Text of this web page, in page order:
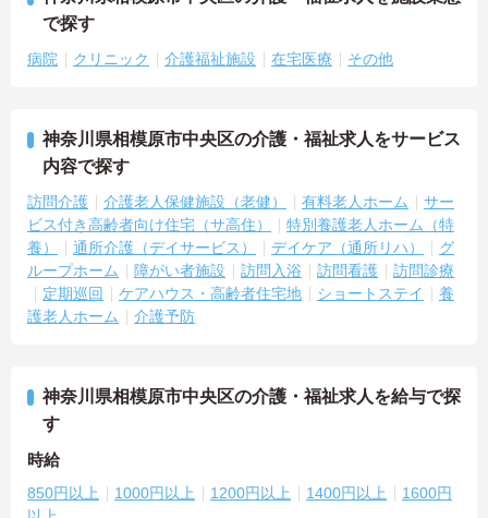
で探す
病院 クリニック 介護福祉施設 在宅医療 その他
神奈川県相模原市中央区の介護・福祉求人をサービス
内容で探す
訪問介護 介護老人保健施設（老健） 有料老人ホーム
サー
ビス付き高齢者向け住宅（サ高住）
特別養護老人ホーム（特
養）
通所介護（デイサービス） デイケア（通所リハ）
グ
ループホーム
障がい者施設 訪問入浴 訪問看護
訪問診療
定期巡回
ケアハウス・高齢者住宅地 ショートステイ
養
護老人ホーム
介護予防
神奈川県相模原市中央区の介護・福祉求人を給与で探
す
時給
850円以上 1000円以上 1200円以上 1400円以上
1600円